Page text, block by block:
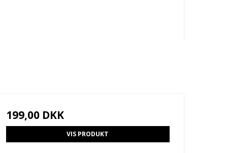
199,00 DKK
VIS PRODUKT